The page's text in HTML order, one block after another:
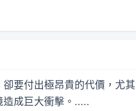
要付出極昂貴的代價，尤
成巨大衝擊。.....